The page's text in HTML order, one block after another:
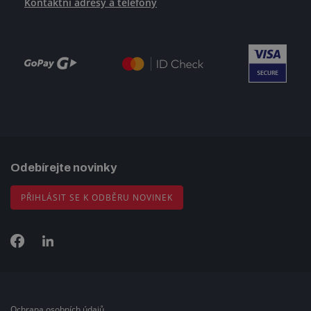
Odebírejte novinky
PŘIHLÁSIT SE K ODBĚRU NOVINEK